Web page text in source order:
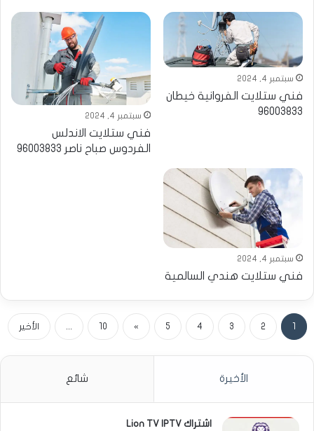
سبتمبر 4, 2024
فني ستلايت الفروانية خيطان
96003833
سبتمبر 4, 2024
فني ستلايت الاندلس
الفردوس صباح ناصر 96003833
سبتمبر 4, 2024
فني ستلايت هندي السالمية
1
2
3
4
5
»
10 الأخير
الأخيرة شائع
اشتراك Lion TV IPTV